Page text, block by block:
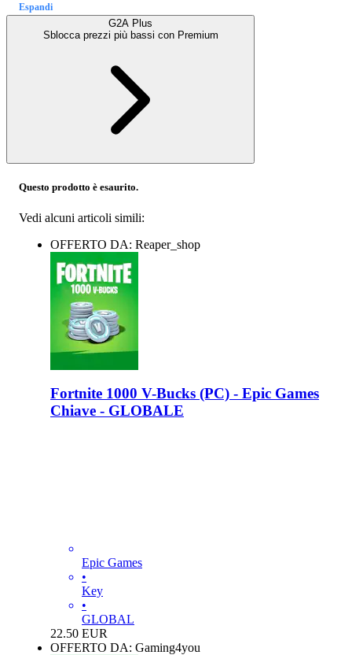
Espandi
G2A Plus
Sblocca prezzi più bassi con Premium
Questo prodotto è esaurito.
Vedi alcuni articoli simili:
OFFERTO DA: Reaper_shop
Fortnite 1000 V-Bucks (PC) - Epic Games
Chiave - GLOBALE
Epic Games
•
Key
•
GLOBAL
22.50 EUR
OFFERTO DA: Gaming4you